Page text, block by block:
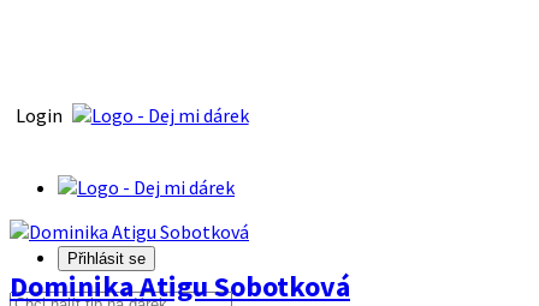
Login
Přihlásit se
Dominika Atigu Sobotková